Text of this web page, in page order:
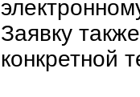
Заявку
конкретной